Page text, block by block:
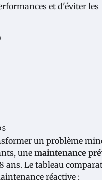
et d'éviter les
un problème
une maintenance
ans. Le tableau
réactive :